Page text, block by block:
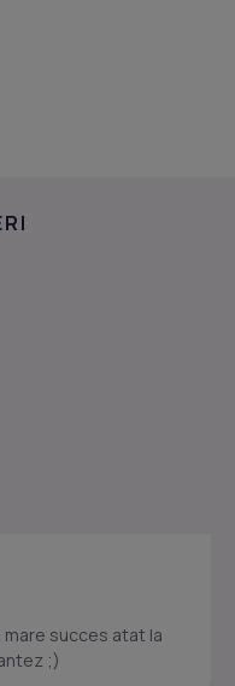
mare succes atat la
;)